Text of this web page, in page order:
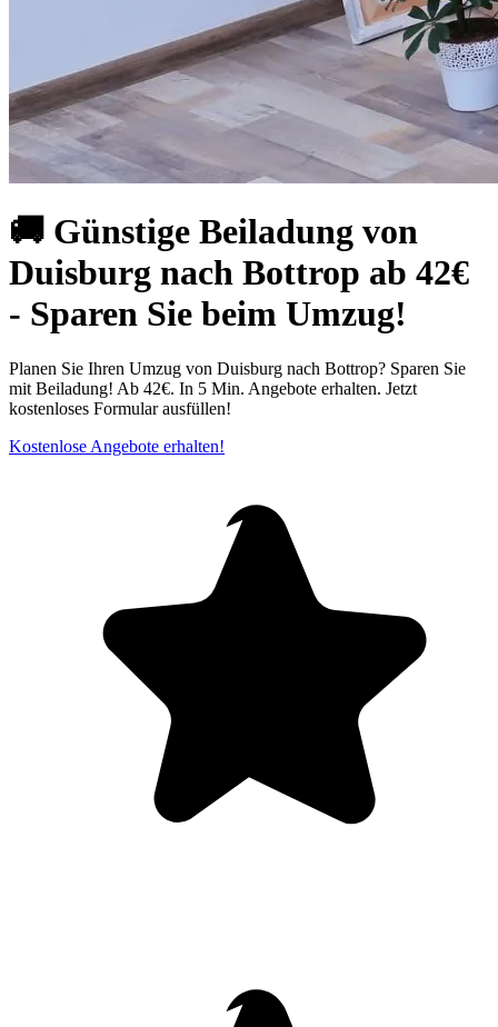
🚚 Günstige Beiladung von
Duisburg nach Bottrop ab 42€
- Sparen Sie beim Umzug!
Planen Sie Ihren Umzug von Duisburg⁠ nach Bottrop? Sparen Sie
mit Beiladung! Ab 42€. In 5 Min. Angebote erhalten. Jetzt
kostenloses Formular ausfüllen!
Kostenlose Angebote erhalten!